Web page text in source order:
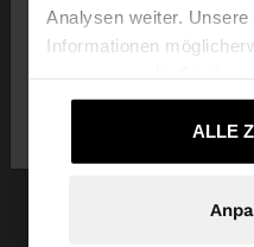
Analysen weiter.
Informationen
die sie im Rahmen
gesammelt haben.ALLE
Deutschland